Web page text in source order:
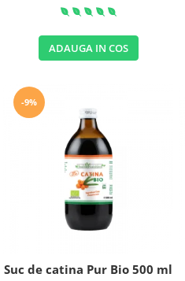
ADAUGA IN COS
-9%
Suc de catina Pur Bio 500 ml